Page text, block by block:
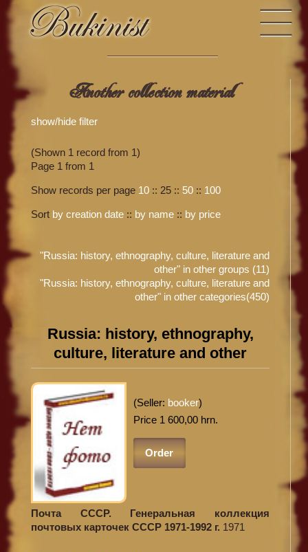
Another collection material
show/hide filter
(Shown 1 record from 1)
Page 1 from 1
Show records per page 10 :: 25 :: 50 :: 100
Sort by creation date :: by name :: by price
"Russia: history, ethnography, culture, literature and
other" in other groups (11)
"Russia: history, ethnography, culture, literature and
other" in other categories(450)
Russia: history, ethnography,
culture, literature and other
(Seller: booker)
Price 1 600,00 hrn.
Order
Почта СССР. Генеральная коллекция
почтовых карточек СССР 1971-1992 г. 1971